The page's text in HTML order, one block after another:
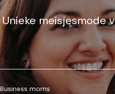
Unieke meisjesmode
Business moms